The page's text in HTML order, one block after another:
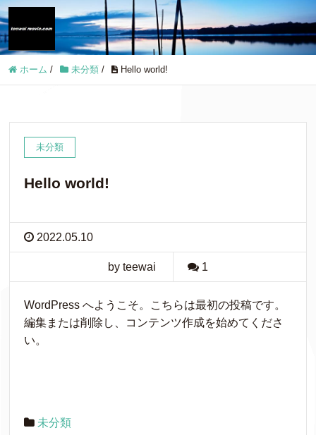
ホーム / 未分類 / Hello world!
未分類
Hello world!
2022.05.10
by teewai 1
WordPress へようこそ。こちらは最初の投稿です。
編集または削除し、コンテンツ作成を始めてくださ
い。
未分類